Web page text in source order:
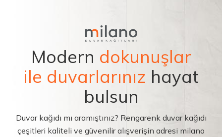
Modern dokunuşlar
ile duvarlarınız hayat
bulsun
Duvar kağıdı mı aramıştınız? Rengarenk duvar kağıdı
çeşitleri kaliteli ve güvenilir alışverişin adresi milano